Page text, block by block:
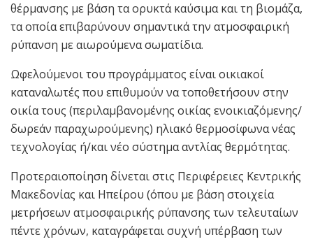
θέρμανσης με βάση τα ορυκτά καύσιμα και τη βιομάζα,
τα οποία επιβαρύνουν σημαντικά την ατμοσφαιρική
ρύπανση με αιωρούμενα σωματίδια.
Ωφελούμενοι του προγράμματος είναι οικιακοί
καταναλωτές που επιθυμούν να τοποθετήσουν στην
οικία τους (περιλαμβανομένης οικίας ενοικιαζόμενης/
δωρεάν παραχωρούμενης) ηλιακό θερμοσίφωνα νέας
τεχνολογίας ή/και νέο σύστημα αντλίας θερμότητας.
Προτεραιοποίηση δίνεται στις Περιφέρειες Κεντρικής
Μακεδονίας και Ηπείρου (όπου με βάση στοιχεία
μετρήσεων ατμοσφαιρικής ρύπανσης των τελευταίων
πέντε χρόνων, καταγράφεται συχνή υπέρβαση των